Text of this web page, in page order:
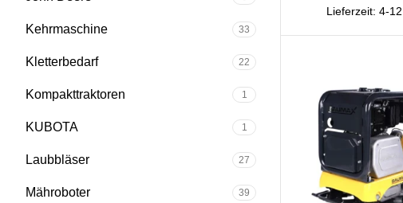
Kehrmaschine 33
Kletterbedarf 22
Kompakttraktoren 1
KUBOTA 1
Laubbläser 27
Mähroboter 39
Lieferzeit: 4-